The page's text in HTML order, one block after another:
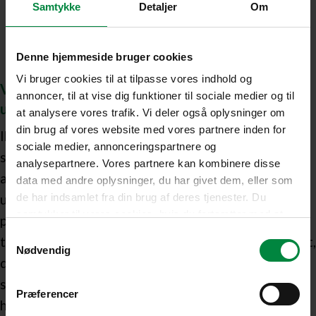
Samtykke Detaljer Om
Denne hjemmeside bruger cookies
Vi bruger cookies til at tilpasse vores indhold og
annoncer, til at vise dig funktioner til sociale medier og til
at analysere vores trafik. Vi deler også oplysninger om
din brug af vores website med vores partnere inden for
sociale medier, annonceringspartnere og
analysepartnere. Vores partnere kan kombinere disse
data med andre oplysninger, du har givet dem, eller som
de har indsamlet fra din brug af deres tjenester. Du
Nødvendig
Præferencer
Vi passer på dine ting, uanset hvorfor du
udstationeres
Ikke to udstationeringer er ens. Nogle udsendes
som soldater; nogle som diplomater og
ambassadører; og andre som noget helt fjerde. En
udstationering kan være forbundet med både
positive og svære overvejelser. Vi vil gerne hjælpe
til, at opbevaring af dine ejendele ikke skal være det,
der fylder mest. Derfor skræddersyr vi en løsning,
som matcher præcis dine behov. Kontakt os nu, og
hør mere om, hvordan et pulterkammer kan hjælpe